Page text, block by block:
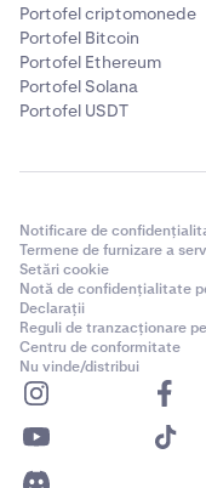
Portofel criptomonede
Portofel Bitcoin
Portofel Ethereum
Portofel Solana
Portofel USDT
Notificare de
Termene de furnizare a
Setări cookie
Notă de confidențialitate
Declarații
Reguli de tranzacționare
Centru de conformitate
Nu vinde/distribui